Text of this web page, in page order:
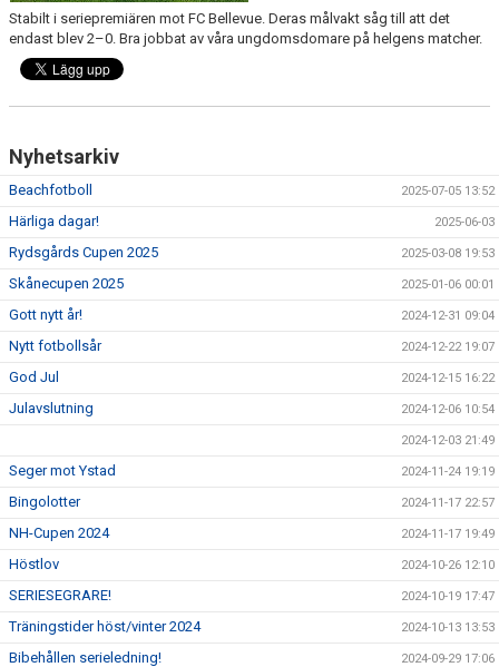
Stabilt i seriepremiären mot FC Bellevue. Deras målvakt såg till att det
endast blev 2–0. Bra jobbat av våra ungdomsdomare på helgens matcher.
Nyhetsarkiv
Beachfotboll 2025-07-05 13:52
Härliga dagar! 2025-06-03
Rydsgårds Cupen 2025 2025-03-08 19:53
Skånecupen 2025 2025-01-06 00:01
Gott nytt år! 2024-12-31 09:04
Nytt fotbollsår 2024-12-22 19:07
God Jul 2024-12-15 16:22
Julavslutning 2024-12-06 10:54
2024-12-03 21:49
Seger mot Ystad 2024-11-24 19:19
Bingolotter 2024-11-17 22:57
NH-Cupen 2024 2024-11-17 19:49
Höstlov 2024-10-26 12:10
SERIESEGRARE! 2024-10-19 17:47
Träningstider höst/vinter 2024 2024-10-13 13:53
Bibehållen serieledning! 2024-09-29 17:06